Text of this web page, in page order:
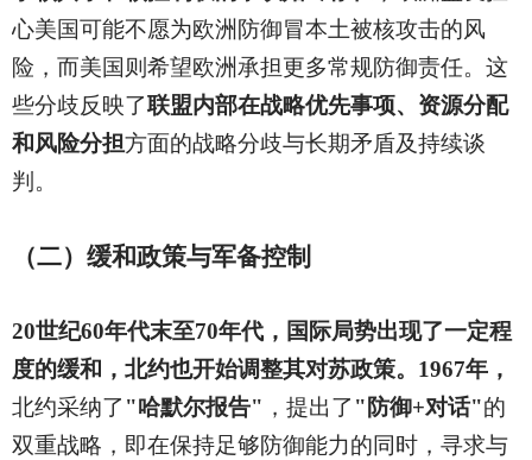
心美国可能不愿为欧洲防御冒本土被核攻击的风
险，而美国则希望欧洲承担更多常规防御责任。这
些分歧反映了联盟内部在战略优先事项、资源分配
和风险分担方面的战略分歧与长期矛盾及持续谈
判。
（二）缓和政策与军备控制
20世纪60年代末至70年代，国际局势出现了一定程
度的缓和，北约也开始调整其对苏政策。1967年，
北约采纳了 "哈默尔报告" ，提出了 "防御+对话"的
双重战略，即在保持足够防御能力的同时，寻求与